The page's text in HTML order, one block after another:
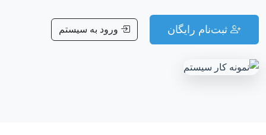
ثبت‌نام رایگان ورود به سیستم